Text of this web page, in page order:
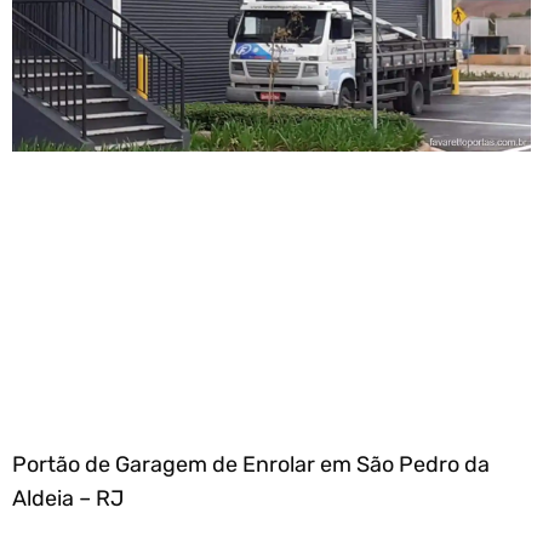
Portão de Garagem de Enrolar em São Pedro da
Aldeia – RJ